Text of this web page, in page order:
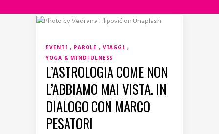
EVENTI PAROLE
VIAGGI
YOGA & MINDFULNESS
L’ASTROLOGIA COME NON
L’ABBIAMO MAI VISTA. IN
DIALOGO CON MARCO
PESATORI